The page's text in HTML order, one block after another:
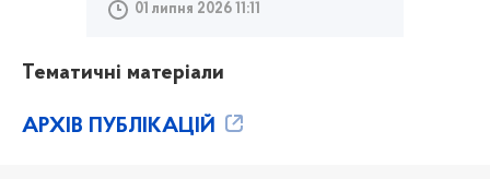
01 липня 2026 11:11
Тематичні матеріали
АРХІВ ПУБЛІКАЦІЙ